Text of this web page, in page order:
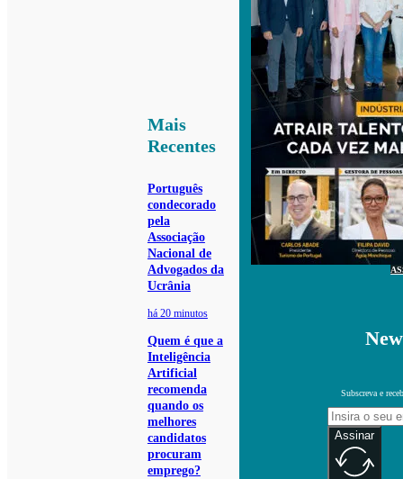
Mais
Recentes
Português
condecorado
pela
Associação
Nacional de
Advogados da
Ucrânia
há 20 minutos
Quem é que a
Inteligência
Artificial
recomenda
quando os
melhores
candidatos
procuram
emprego?
Subscreva e
Assinar